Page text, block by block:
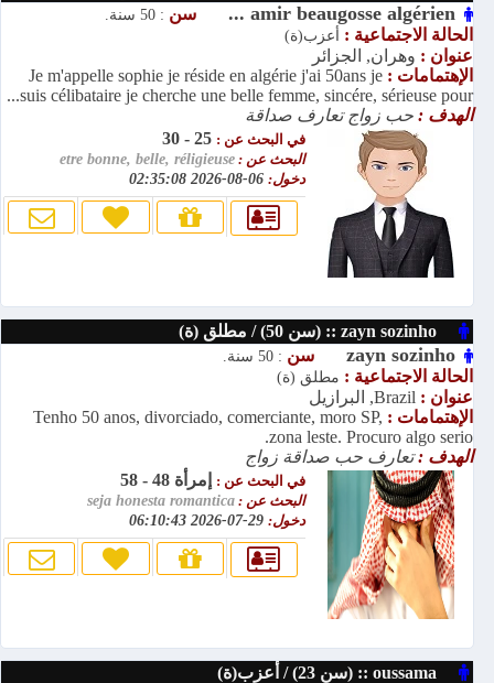
amir beaugosse algérien ... سن : 50 سنة.
الحالة الاجتماعية : أعزب(ة)
عنوان : وهران, الجزائر
الإهتمامات : Je m'appelle sophie je réside en algérie j'ai 50ans je
suis célibataire je cherche une belle femme, sincére, sérieuse pour...
الهدف : حب زواج تعارف صداقة
في البحث عن :
البحث عن : etre bonne, belle, réligieuse
دخول:
zayn sozinho :: (سن 50) / مطلق (ة)
zayn sozinho سن : 50 سنة.
الحالة الاجتماعية : مطلق (ة)
عنوان : Brazil, البرازيل
الإهتمامات : Tenho 50 anos, divorciado, comerciante, moro SP,
zona leste. Procuro algo serio.
الهدف :تعارف حب صداقة زواج
في البحث عن : إمرأة 48 - 58
البحث عن : seja honesta romantica
دخول:
oussama :: (سن 23) / أعزب(ة)